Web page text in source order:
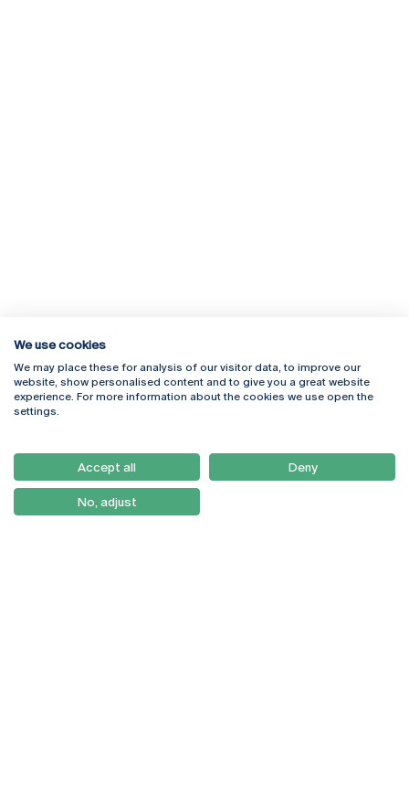
Rua Diogo Botelho 1327
4169-005 Porto
+351 226 196 240
Campus Online
Webmail
Como Chegar
Newsletter
We use cookies
We may place these for analysis of our visitor data, to improve our
website, show personalised content and to give you a great website
experience. For more information about the cookies we use open the
settings.
Accept all Deny
No, adjust